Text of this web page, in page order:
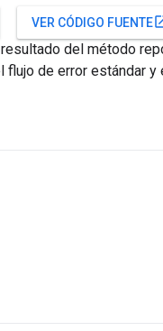
VER CÓDIGO FUENTE
del método
flujo de error estándar